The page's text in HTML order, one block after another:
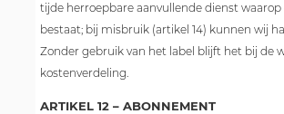
tijde herroepbare aanvullende dienst
bestaat; bij misbruik (artikel 14) kunnen wij
Zonder gebruik van het label blijft het bij de
kostenverdeling.
ARTIKEL 12 – ABONNEMENT